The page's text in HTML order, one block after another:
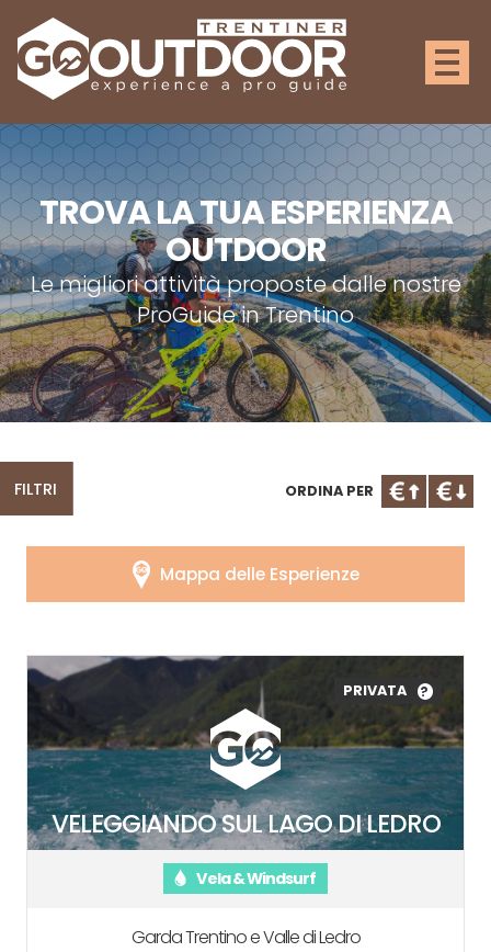
TROVA LA TUA ESPERIENZA
OUTDOOR
Le migliori attività proposte dalle nostre
ProGuide in Trentino
FILTRI ORDINA PER
Mappa delle Esperienze
VELEGGIANDO SUL LAGO DI LEDRO
PRIVATA ?
Vela & Windsurf
Garda Trentino e Valle di Ledro
MAPPA DELLE ESPERIENZE